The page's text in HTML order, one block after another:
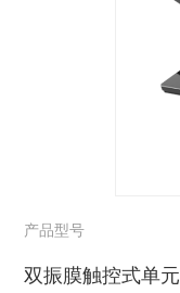
产品型号
双振膜触控式单元